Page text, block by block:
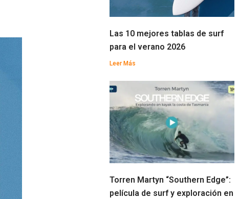
Las 10 mejores tablas de surf
para el verano 2026
Leer Más
Torren Martyn “Southern Edge”:
película de surf y exploración en